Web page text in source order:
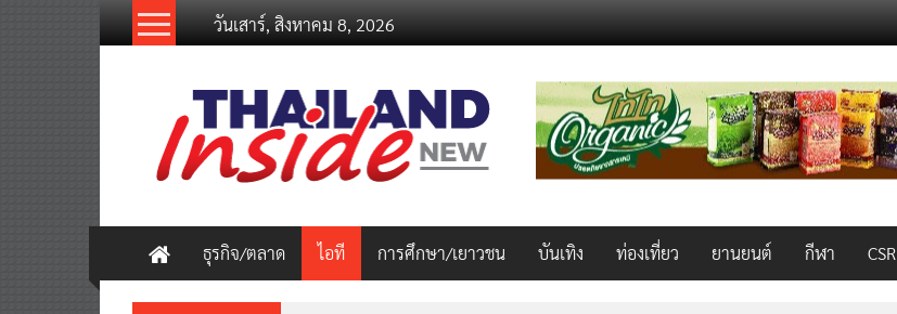
วันเสาร์, สิงหาคม 8, 2026
thailandinsidenew.com
Thailand
Inside
New
ธุรกิจ/ตลาด ไอที การศึกษา/เยาวชน บันเทิง ท่องเที่ยว ยานยนต์ กีฬา CSR